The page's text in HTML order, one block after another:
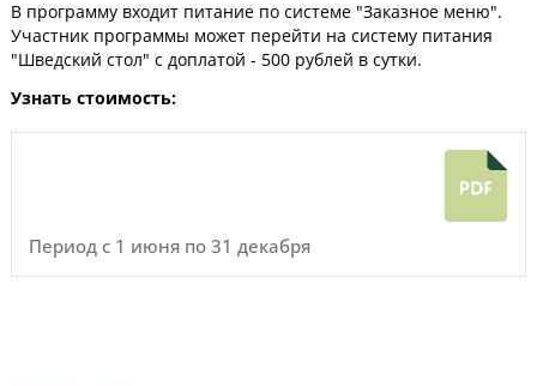
В программу входит питание по системе "Заказное меню".
Участник программы может перейти на систему питания
"Шведский стол" с доплатой - 500 рублей в сутки.
Узнать стоимость:
Период с 1 июня по 31 декабря